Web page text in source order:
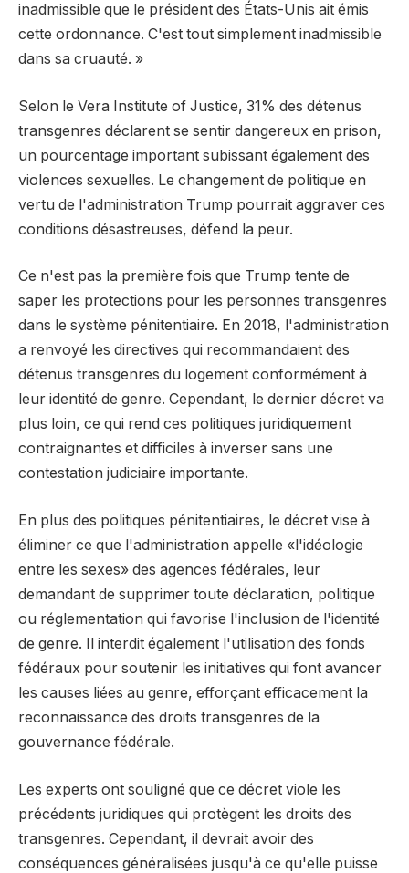
inadmissible que le président des États-Unis ait émis
cette ordonnance. C'est tout simplement inadmissible
dans sa cruauté. »
Selon le Vera Institute of Justice, 31% des détenus
transgenres déclarent se sentir dangereux en prison,
un pourcentage important subissant également des
violences sexuelles. Le changement de politique en
vertu de l'administration Trump pourrait aggraver ces
conditions désastreuses, défend la peur.
Ce n'est pas la première fois que Trump tente de
saper les protections pour les personnes transgenres
dans le système pénitentiaire. En 2018, l'administration
a renvoyé les directives qui recommandaient des
détenus transgenres du logement conformément à
leur identité de genre. Cependant, le dernier décret va
plus loin, ce qui rend ces politiques juridiquement
contraignantes et difficiles à inverser sans une
contestation judiciaire importante.
En plus des politiques pénitentiaires, le décret vise à
éliminer ce que l'administration appelle «l'idéologie
entre les sexes» des agences fédérales, leur
demandant de supprimer toute déclaration, politique
ou réglementation qui favorise l'inclusion de l'identité
de genre. Il interdit également l'utilisation des fonds
fédéraux pour soutenir les initiatives qui font avancer
les causes liées au genre, efforçant efficacement la
reconnaissance des droits transgenres de la
gouvernance fédérale.
Les experts ont souligné que ce décret viole les
précédents juridiques qui protègent les droits des
transgenres. Cependant, il devrait avoir des
conséquences généralisées jusqu'à ce qu'elle puisse